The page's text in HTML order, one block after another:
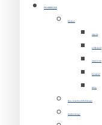
FAHRZEUGE
Marken
VOLVO
LYNK & CO
POLESTAR
PEUGEOT
OPEL
Neu- & Gebrauchtfahrzeuge
Nutzfahrzeuge